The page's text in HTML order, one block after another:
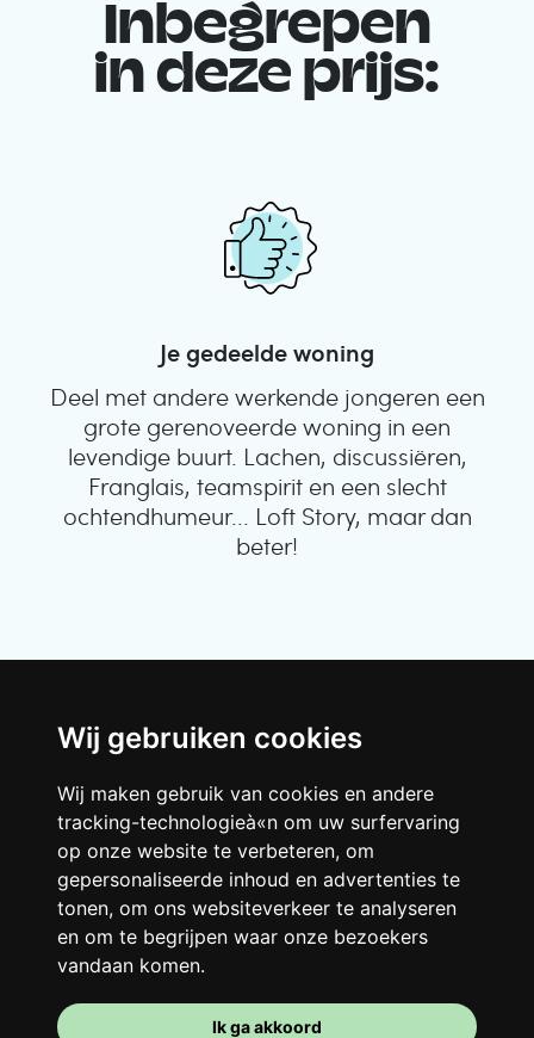
Wij gebruiken cookies
Wij maken gebruik van cookies en andere
tracking-technologieà«n om uw surfervaring
op onze website te verbeteren, om
gepersonaliseerde inhoud en advertenties te
tonen, om ons websiteverkeer te analyseren
en om te begrijpen waar onze bezoekers
vandaan komen.
Ik ga akkoord
Inbegrepen
in deze prijs:
Je gedeelde woning
Deel met andere werkende jongeren een
grote gerenoveerde woning in een
levendige buurt. Lachen, discussiëren,
Franglais, teamspirit en een slecht
ochtendhumeur... Loft Story, maar dan
beter!
Je kamer
Je beschikt er over een volledig ingerichte
kamer, dus je hoeft niets te verhuizen. Er is
natuurlijk een badkamer om je op te
tutten - privé of om te delen met je
huisgenoten.